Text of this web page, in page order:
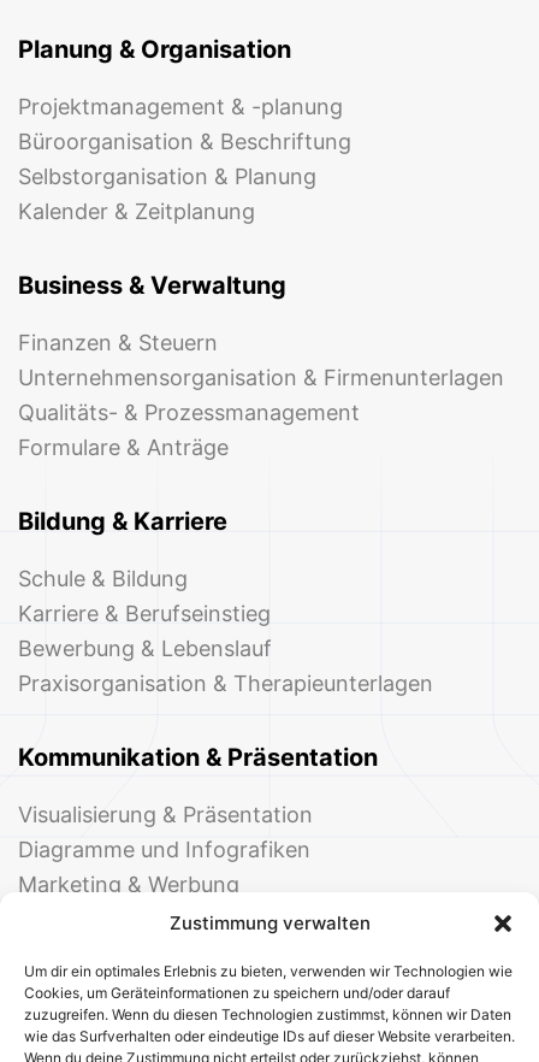
Zustimmung verwalten
Um dir ein optimales Erlebnis zu bieten, verwenden wir Technologien wie
Cookies, um Geräteinformationen zu speichern und/oder darauf
zuzugreifen. Wenn du diesen Technologien zustimmst, können wir Daten
wie das Surfverhalten oder eindeutige IDs auf dieser Website verarbeiten.
Wenn du deine Zustimmung nicht erteilst oder zurückziehst, können
Planung & Organisation
Projektmanagement & -planung
Büroorganisation & Beschriftung
Selbstorganisation & Planung
Kalender & Zeitplanung
Business & Verwaltung
Finanzen & Steuern
Unternehmensorganisation & Firmenunterlagen
Qualitäts- & Prozessmanagement
Formulare & Anträge
Bildung & Karriere
Schule & Bildung
Karriere & Berufseinstieg
Bewerbung & Lebenslauf
Praxisorganisation & Therapieunterlagen
Kommunikation & Präsentation
Visualisierung & Präsentation
Diagramme und Infografiken
Marketing & Werbung
Events & Einladungen